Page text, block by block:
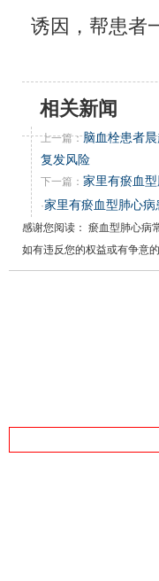
诱因，帮患者
相关新闻
上一篇：脑血栓患者
复发风险
下一篇： 家里有瘀血
·家里有瘀血型肺心
感谢您阅读： 瘀血型肺心病
如有违反您的权益或有争意